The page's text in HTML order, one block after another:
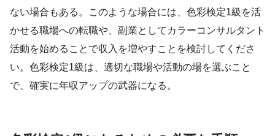
ない場合もある。このような場合には、色彩検定1級を活
かせる職場への転職や、副業としてカラーコンサルタント
活動を始めることで収入を増やすことを検討してくださ
い。色彩検定1級は、適切な職場や活動の場を選ぶこと
で、確実に年収アップの武器になる。